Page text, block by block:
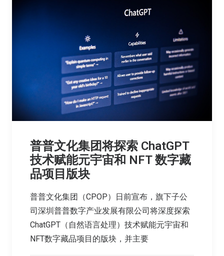
普普文化集团将探索 ChatGPT
技术赋能元宇宙和 NFT 数字藏
品项目版块
普普文化集团（CPOP）日前宣布，旗下子公
司深圳普普数字产业发展有限公司将深度探索
ChatGPT（自然语言处理）技术赋能元宇宙和
NFT数字藏品项目的版块，并主要